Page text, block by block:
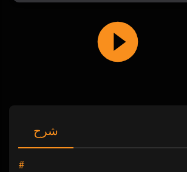
شرح
#